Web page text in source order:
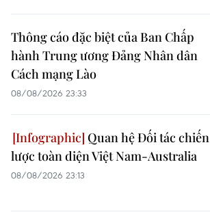
Thông cáo đặc biệt của Ban Chấp
hành Trung ương Đảng Nhân dân
Cách mạng Lào
08/08/2026 23:33
Quan hệ Đối tác chiến
lược toàn diện Việt Nam-Australia
08/08/2026 23:13